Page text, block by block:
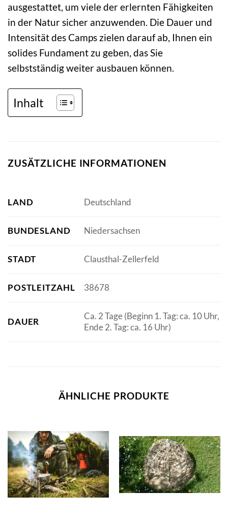
ausgestattet, um viele der erlernten Fähigkeiten
in der Natur sicher anzuwenden. Die Dauer und
Intensität des Camps zielen darauf ab, Ihnen ein
solides Fundament zu geben, das Sie
selbstständig weiter ausbauen können.
Inhalt
ZUSÄTZLICHE INFORMATIONEN
LAND Deutschland
BUNDESLAND Niedersachsen
STADT Clausthal-Zellerfeld
POSTLEITZAHL 38678
DAUER
Ca. 2 Tage (Beginn 1. Tag: ca. 10 Uhr,
Ende 2. Tag: ca. 16 Uhr)
ÄHNLICHE PRODUKTE